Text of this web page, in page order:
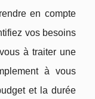
en compte
vos besoins
à traiter une
à vous
et la durée